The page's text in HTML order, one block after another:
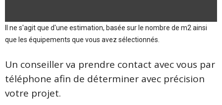
Il ne s'agit que d'une estimation, basée sur le nombre de m2 ainsi
que les équipements que vous avez sélectionnés.
Un conseiller va prendre contact avec vous par
téléphone afin de déterminer avec précision
votre projet.